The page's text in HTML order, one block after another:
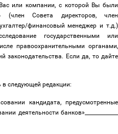
или компании, с которой Вы были
(член Совета директоров, член
финансовый менеджер и т.д.)
государственными или
правоохранительными органами,
законодательства. Если да, то дайте
в следующей редакции:
кандидата, предусмотренные
деятельности банков»_____________